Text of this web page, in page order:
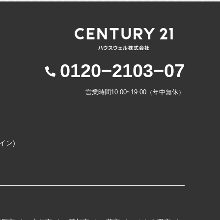
ン)
0120−2103−07
営業時間10:00~19:00（年中無休）